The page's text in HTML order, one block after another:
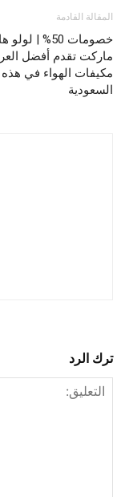
المقالة القادمة
خصومات 50% | لولو
ماركت تقدم أفضل
مكيفات الهواء في
السعودية
ترك الرد